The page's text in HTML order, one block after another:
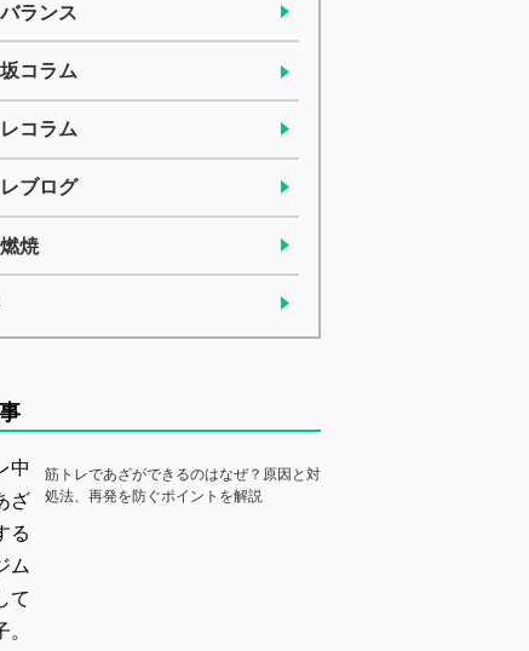
ランス
コラム
コラム
ブログ
焼
筋トレであざができるのはなぜ？原因と対
処法、再発を防ぐポイントを解説